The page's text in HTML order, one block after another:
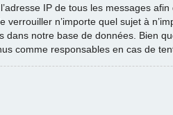
IP de tous les messages
n’importe quel sujet à
notre base de données. Bien
comme responsables en cas de